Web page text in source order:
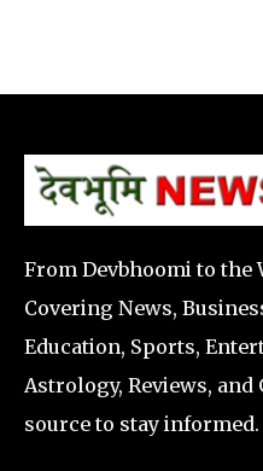
From Devbhoomi to the
Covering News,
Education, Sports,
Astrology, Reviews,
source to stay informed.